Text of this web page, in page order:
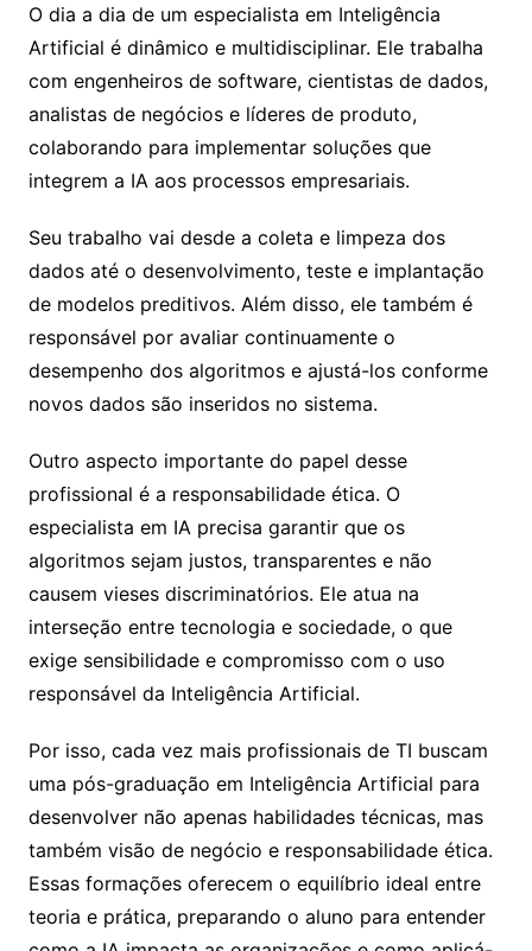
O dia a dia de um especialista em Inteligência
Artificial é dinâmico e multidisciplinar. Ele trabalha
com engenheiros de software, cientistas de dados,
analistas de negócios e líderes de produto,
colaborando para implementar soluções que
integrem a IA aos processos empresariais.
Seu trabalho vai desde a coleta e limpeza dos
dados até o desenvolvimento, teste e implantação
de modelos preditivos. Além disso, ele também é
responsável por avaliar continuamente o
desempenho dos algoritmos e ajustá-los conforme
novos dados são inseridos no sistema.
Outro aspecto importante do papel desse
profissional é a responsabilidade ética. O
especialista em IA precisa garantir que os
algoritmos sejam justos, transparentes e não
causem vieses discriminatórios. Ele atua na
interseção entre tecnologia e sociedade, o que
exige sensibilidade e compromisso com o uso
responsável da Inteligência Artificial.
Por isso, cada vez mais profissionais de TI buscam
uma pós-graduação em Inteligência Artificial para
desenvolver não apenas habilidades técnicas, mas
também visão de negócio e responsabilidade ética.
Essas formações oferecem o equilíbrio ideal entre
teoria e prática, preparando o aluno para entender